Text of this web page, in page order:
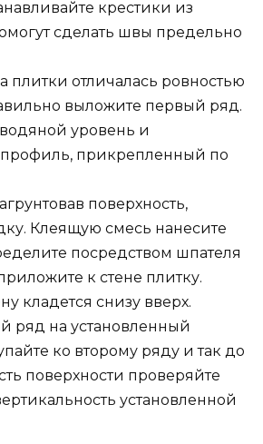
крестики из
сделать швы предельно
плитки отличалась ровностью
выложите первый ряд.
уровень и
прикрепленный по
поверхность,
Клеящую смесь нанесите
посредством шпателя
к стене плитку.
кладется снизу вверх.
ряд на установленный
ко второму ряду и так до
поверхности проверяйте
установленной